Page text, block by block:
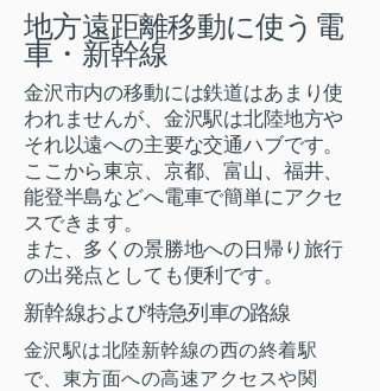
地方遠距離移動に使う電
車・新幹線
金沢市内の移動には鉄道はあまり使
われませんが、金沢駅は北陸地方や
それ以遠への主要な交通ハブです。
ここから東京、京都、富山、福井、
能登半島などへ電車で簡単にアクセ
スできます。
また、多くの景勝地への日帰り旅行
の出発点としても便利です。
新幹線および特急列車の路線
金沢駅は北陸新幹線の西の終着駅
で、東方面への高速アクセスや関